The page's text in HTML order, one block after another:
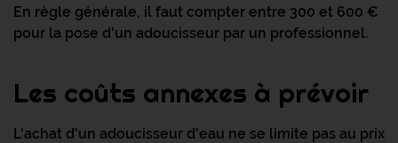
En règle générale, il faut compter entre 300 et 600 €
pour la pose d'un adoucisseur par un professionnel.
Les coûts annexes à prévoir
L'achat d'un adoucisseur d'eau ne se limite pas au prix